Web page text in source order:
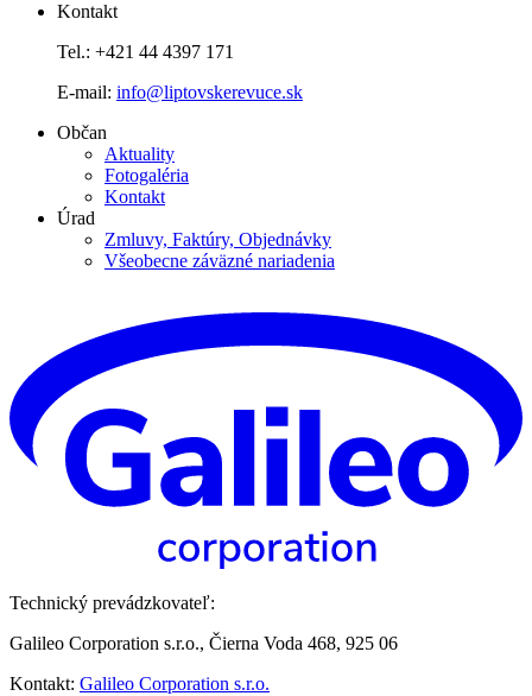
Kontakt
Tel.: +421 44 4397 171
E-mail: info@liptovskerevuce.sk
Občan
Aktuality
Fotogaléria
Kontakt
Úrad
Zmluvy, Faktúry, Objednávky
Všeobecne záväzné nariadenia
Technický prevádzkovateľ:
Galileo Corporation s.r.o., Čierna Voda 468, 925 06
Kontakt: Galileo Corporation s.r.o.